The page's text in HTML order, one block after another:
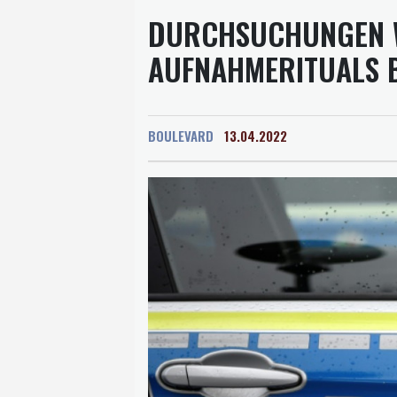
DURCHSUCHUNGEN
AUFNAHMERITUALS
BOULEVARD 13.04.2022